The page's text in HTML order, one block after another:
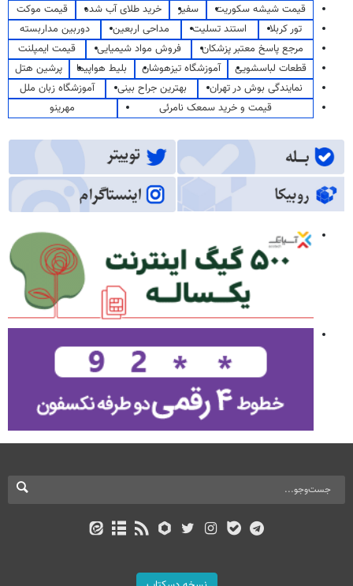
قیمت شیشه سکوریت سفیر خرید طلای آب شده
قیمت موکت
تور کربلا
استند تسلیت مداحی اربعین
دوربین مداربسته
مرجع پاسخ معتبر پزشکان
فروش مواد شیمیایی
قیمت ایمپلنت
قطعات لباسشویی
آموزشگاه تیزهوشان بلیط هواپیما
پرشین هتل
نمایندگی بوش در تهران
بهترین جراح بینی
آموزشگاه زبان ملل
قیمت و خرید سمعک نامرئی
مهرینو